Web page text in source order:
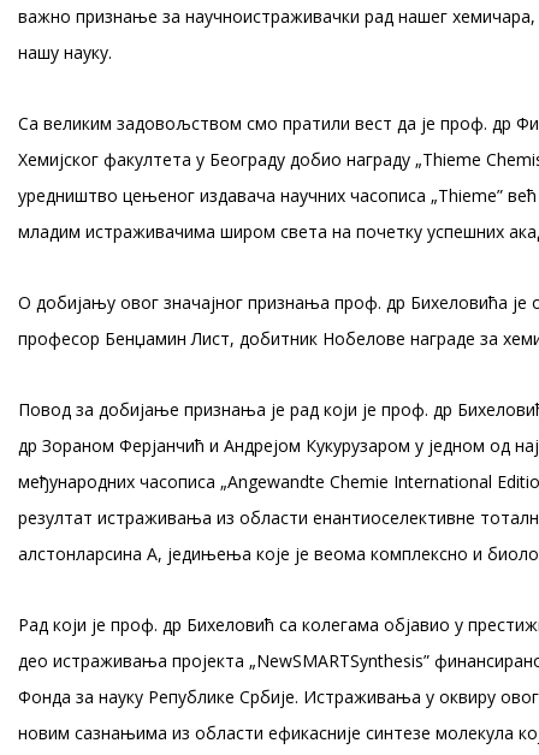
важно признање за научноистраживачки рад нашег хемичара,
нашу науку.
Са великим задовољством смо пратили вест да је проф. др
Хемијског факултета у Београду добио награду „Thieme
уредништво цењеног издавача научних часописа „Thieme”
младим истраживачима широм света на почетку успешних
О добијању овог значајног признања проф. др Бихеловића је
професор Бенџамин Лист, добитник Нобелове награде за
Повод за добијање признања је рад који је проф. др
др Зораном Ферјанчић и Андрејом Кукурузаром у једном од
међународних часописа „Angewandte Chemie International
резултат истраживања из области енантиоселективне
алстонларсина А, једињења које је веома комплексно и
Рад који је проф. др Бихеловић са колегама објавио у
део истраживања пројекта „NewSMARTSynthesis”
Фонда за науку Републике Србије. Истраживања у оквиру
новим сазнањима из области ефикасније синтезе молекула